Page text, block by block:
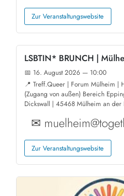
Zur Veranstaltungswebsite
LSBTIN* BRUNCH |
📅 16. August 2026 — 10:00
📍 Treff.Queer | Forum Mülheim |
(Zugang von außen) Bereich
Dickswall | 45468 Mülheim an der
✉
Zur Veranstaltungswebsite